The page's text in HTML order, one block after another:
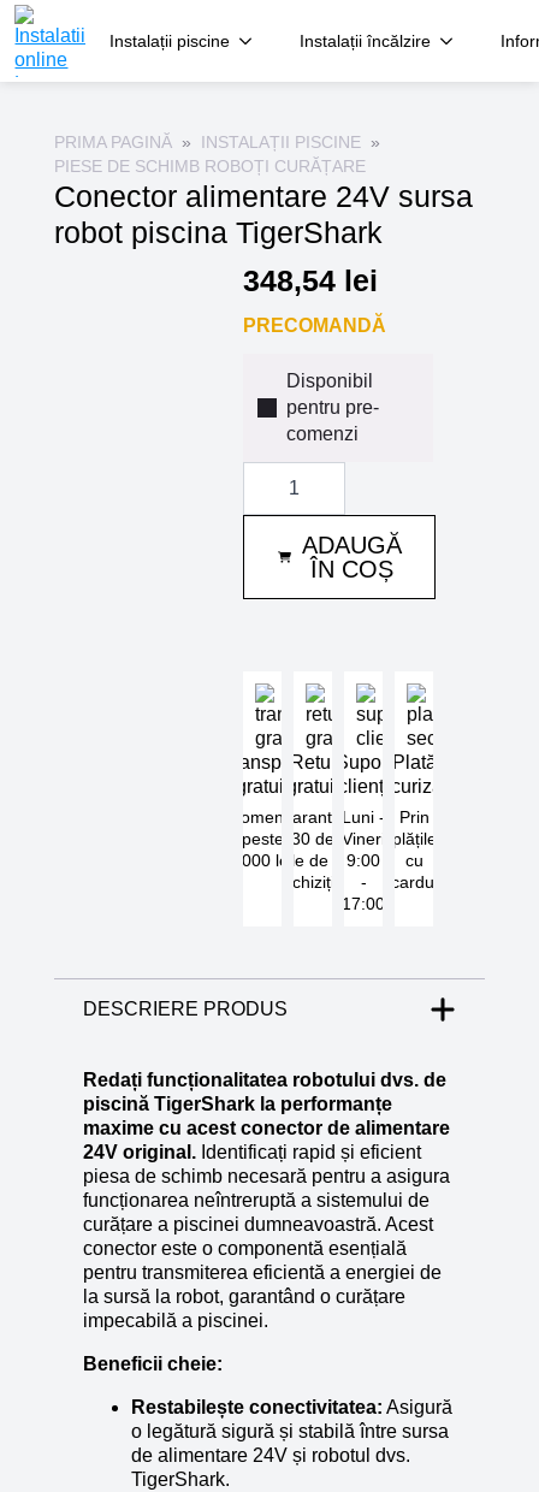
Instalații piscine Instalații încălzire
PRIMA PAGINĂ
INSTALAȚII PISCINE
PIESE DE SCHIMB ROBOȚI CURĂȚARE
Conector alimentare 24V sursa
robot piscina TigerShark
348,54 lei
PRECOMANDĂ
Disponibil
pentru pre-
comenzi
Cantitate
Conector
sursa
robot
TigerShark
ADAUGĂ
ÎN COȘ
Transport
gratuit
Comenzi
peste
5000 lei
Retur
gratuit
Garantat
30 de
zile de la
achiziție
Suport
clienți
Luni -
Vineri
9:00
-
17:00
Plată
securizată
Prin
plățile
cu
cardul
DESCRIERE PRODUS
Redați funcționalitatea robotului dvs. de
piscină TigerShark la performanțe
maxime cu acest conector de alimentare
24V original.Identificați rapid și eficient
piesa de schimb necesară pentru a asigura
funcționarea neîntreruptă a sistemului de
curățare a piscinei dumneavoastră. Acest
conector este o componentă esențială
pentru transmiterea eficientă a energiei de
la sursă la robot, garantând o curățare
impecabilă a piscinei.
Beneficii cheie:
Restabilește conectivitatea: Asigură
o legătură sigură și stabilă între sursa
de alimentare 24V și robotul dvs.
TigerShark.